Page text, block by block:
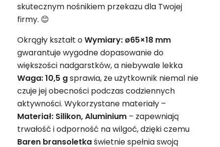
skutecznym nośnikiem przekazu dla Twojej
firmy. 😊
Okrągły kształt oWymiary: ø65×18 mm
gwarantuje wygodne dopasowanie do
większości nadgarstków, a niebywale lekka
Waga: 10,5 gsprawia, że użytkownik niemal nie
czuje jej obecności podczas codziennych
aktywności. Wykorzystane materiały –
Materiał: Silikon, Aluminium – zapewniają
trwałość i odporność na wilgoć, dzięki czemu
Baren bransoletkaświetnie spełnia swoją